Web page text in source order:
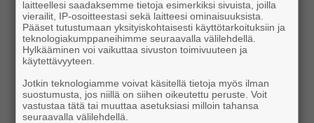
laitteellesi saadaksemme tietoja esimerkiksi sivuista, joilla
vierailit, IP-osoitteestasi sekä laitteesi ominaisuuksista.
Pääset tutustumaan yksityiskohtaisesti käyttötarkoituksiin ja
teknologiakumppaneihimme seuraavalla välilehdellä.
Hylkääminen voi vaikuttaa sivuston toimivuuteen ja
käytettävyyteen.
Jotkin teknologiamme voivat käsitellä tietoja myös ilman
suostumusta, jos niillä on siihen oikeutettu peruste. Voit
vastustaa tätä tai muuttaa asetuksiasi milloin tahansa
seuraavalla välilehdellä.